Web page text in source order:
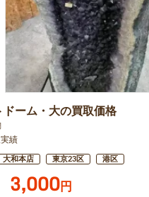
ドーム・大の買取価格
績
大和本店 東京23区 港区
3,000円